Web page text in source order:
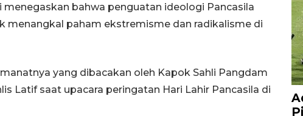
menegaskan bahwa penguatan ideologi Pancasila
menangkal paham ekstremisme dan radikalisme di
yang dibacakan oleh Kapok Sahli Pangdam
Latif saat upacara peringatan Hari Lahir Pancasila di